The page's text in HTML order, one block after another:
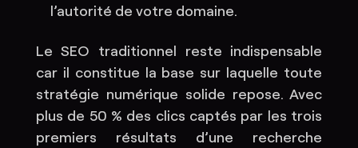
l’autorité de votre domaine.
Le SEO traditionnel reste indispensable
car il constitue la base sur laquelle toute
stratégie numérique solide repose. Avec
plus de 50 % des clics captés par les trois
premiers résultats d’une recherche